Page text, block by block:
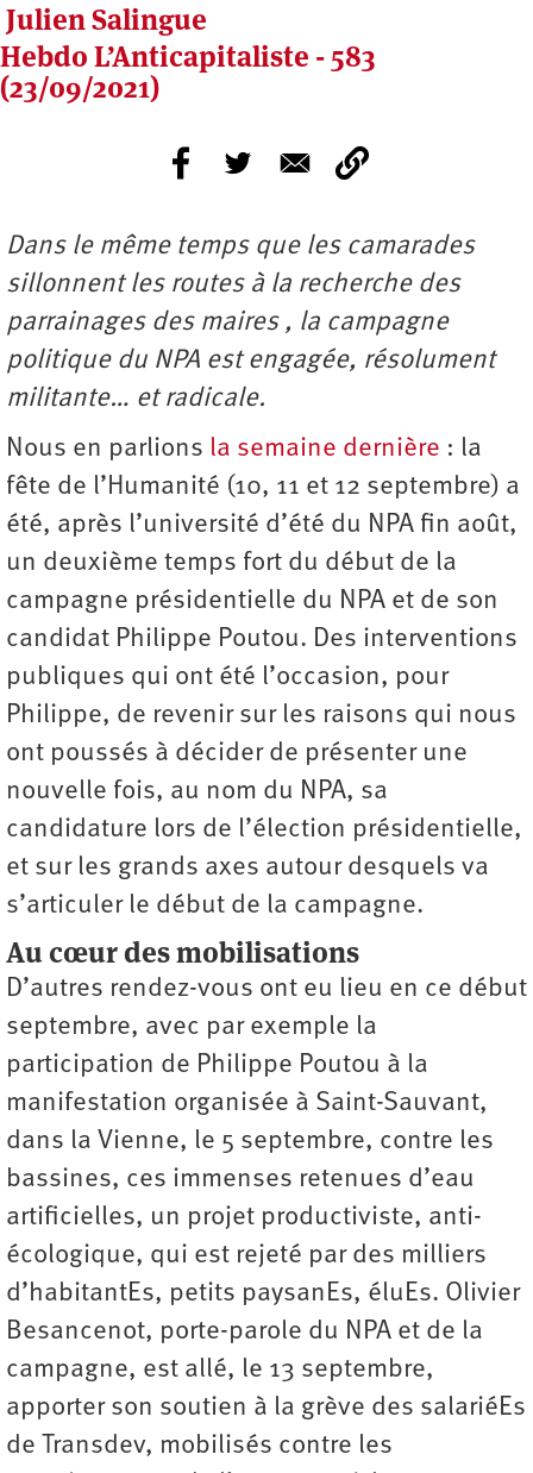
Julien Salingue
Hebdo L’Anticapitaliste - 583
(23/09/2021)
Dans le même temps que les camarades
sillonnent les routes à la recherche des
parrainages des maires , la campagne
politique du NPA est engagée, résolument
militante… et radicale.
Nous en parlions la semaine dernière : la
fête de l’Humanité (10, 11 et 12 septembre) a
été, après l’université d’été du NPA fin août,
un deuxième temps fort du début de la
campagne présidentielle du NPA et de son
candidat Philippe Poutou. Des interventions
publiques qui ont été l’occasion, pour
Philippe, de revenir sur les raisons qui nous
ont poussés à décider de présenter une
nouvelle fois, au nom du NPA, sa
candidature lors de l’élection présidentielle,
et sur les grands axes autour desquels va
s’articuler le début de la campagne.
Au cœur des mobilisations
D’autres rendez-vous ont eu lieu en ce début
septembre, avec par exemple la
participation de Philippe Poutou à la
manifestation organisée à Saint-Sauvant,
dans la Vienne, le 5 septembre, contre les
bassines, ces immenses retenues d’eau
artificielles, un projet productiviste, anti-
écologique, qui est rejeté par des milliers
d’habitantEs, petits paysanEs, éluEs. Olivier
Besancenot, porte-parole du NPA et de la
campagne, est allé, le 13 septembre,
apporter son soutien à la grève des salariéEs
de Transdev, mobilisés contre les